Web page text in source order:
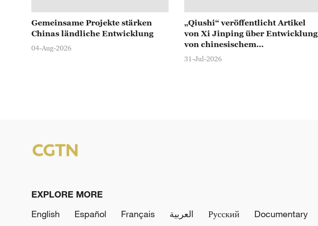
Gemeinsame Projekte stärken
Chinas ländliche Entwicklung
04-Aug-2026
„Qiushi“ veröffentlicht Artikel
von Xi Jinping über Entwicklung
von chinesischem
Gesundheitswesen
31-Jul-2026
EXPLORE MORE
English
Español Français العربية Русский Documentary